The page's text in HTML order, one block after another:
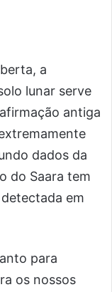
a
lunar serve
antiga
dados da
do Saara tem
em
para
os nossos